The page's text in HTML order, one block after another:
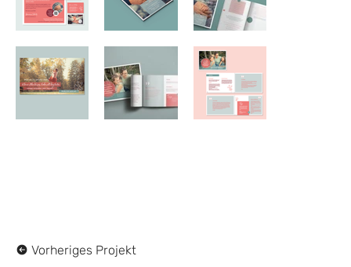
Vorheriges Projekt